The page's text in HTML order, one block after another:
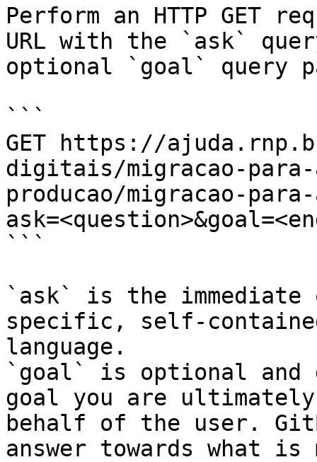
Perform an HTTP GET
URL with the `ask`
optional `goal` query
```
GET https://
digitais/migracao-para-
producao/migracao-
```
`ask` is the
specific, self-
language.
`goal` is optional and
goal you are
behalf of the user.
answer towards what